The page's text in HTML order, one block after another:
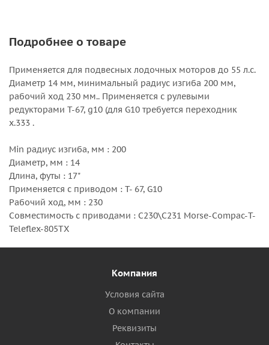
Подробнее о товаре
Применяется для подвесных лодочных моторов до 55 л.с.
Диаметр 14 мм, минимальный радиус изгиба 200 мм,
рабочий ход 230 мм.. Применяется с рулевыми
редукторами T-67, g10 (для G10 требуется переходник
x.333 .
Min радиус изгиба, мм : 200
Диаметр, мм : 14
Длина, футы : 17"
Применяется с приводом : T- 67, G10
Рабочий ход, мм : 230
Совместимость с приводами : C230\C231 Morse-Compac-T-
Teleflex-805TX
Компания
Условия сайта
О компании
Реквизиты